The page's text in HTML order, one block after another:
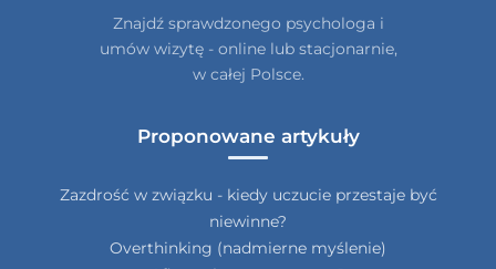
Znajdź sprawdzonego psychologa i
umów wizytę - online lub stacjonarnie,
w całej Polsce.
Proponowane artykuły
Zazdrość w związku - kiedy uczucie przestaje być
niewinne?
Overthinking (nadmierne myślenie)